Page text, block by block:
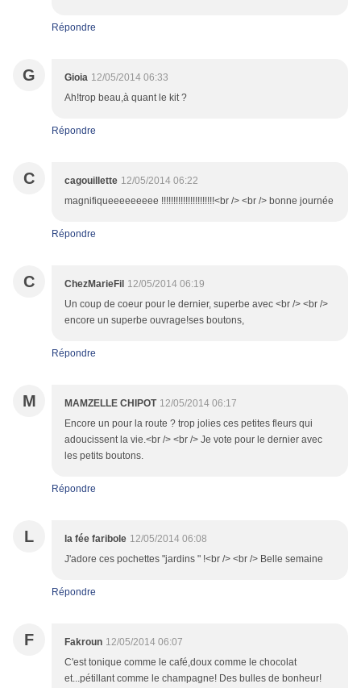
Répondre
G Gioia 12/05/2014 06:33
Ah!trop beau,à quant le kit ?
Répondre
C cagouillette 12/05/2014 06:22
magnifiqueeeeeeeee !!!!!!!!!!!!!!!!!!!!!!<br /> <br /> bonne journée
Répondre
C ChezMarieFil 12/05/2014 06:19
Un coup de coeur pour le dernier, superbe avec <br /> <br />
encore un superbe ouvrage!ses boutons,
Répondre
M MAMZELLE CHIPOT 12/05/2014 06:17
Encore un pour la route ? trop jolies ces petites fleurs qui
adoucissent la vie.<br /> <br /> Je vote pour le dernier avec
les petits boutons.
Répondre
L la fée faribole 12/05/2014 06:08
J'adore ces pochettes "jardins " !<br /> <br /> Belle semaine
Répondre
F Fakroun 12/05/2014 06:07
C'est tonique comme le café,doux comme le chocolat
et...pétillant comme le champagne! Des bulles de bonheur!